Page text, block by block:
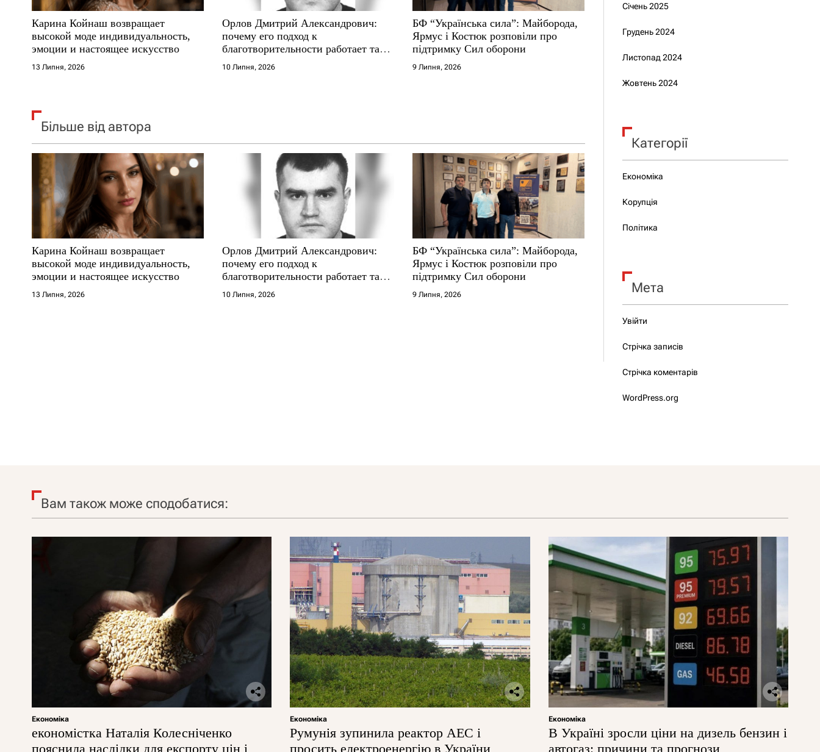
п
и
с
м
с
і
в
Карина Койнаш возвращает
высокой моде индивидуальность,
эмоции и настоящее искусство
13 Липня, 2026
Орлов Дмитрий Александрович:
почему его подход к
благотворительности работает там,
где другие не выдерживают
10 Липня, 2026
БФ “Українська сила”: Майборода,
Ярмус і Костюк розповіли про
підтримку Сил оборони
9 Липня, 2026
Більше від автора
Карина Койнаш возвращает
высокой моде индивидуальность,
эмоции и настоящее искусство
13 Липня, 2026
Орлов Дмитрий Александрович:
почему его подход к
благотворительности работает там,
где другие не выдерживают
10 Липня, 2026
БФ “Українська сила”: Майборода,
Ярмус і Костюк розповіли про
підтримку Сил оборони
9 Липня, 2026
Січень 2025
Грудень 2024
Листопад 2024
Жовтень 2024
Категорії
Економіка
Корупція
Політика
Мета
Увійти
Стрічка записів
Стрічка коментарів
WordPress.org
Вам також може сподобатися:
Економіка
економістка Наталія Колесніченко
пояснила наслідки для експорту цін і
Економіка
Румунія зупинила реактор АЕС і
просить електроенергію в України
Економіка
В Україні зросли ціни на дизель бензин і
автогаз: причини та прогнози